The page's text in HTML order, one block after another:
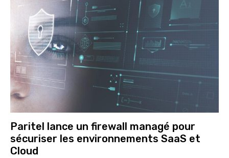
Paritel lance un firewall managé pour
sécuriser les environnements SaaS et
Cloud